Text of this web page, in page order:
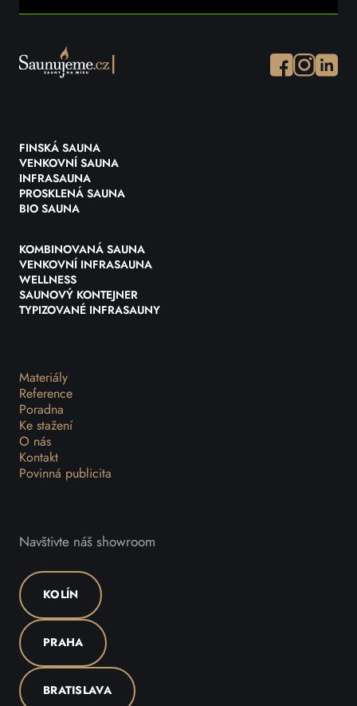
Facebook
Instagram
FINSKÁ SAUNA
VENKOVNÍ SAUNA
INFRASAUNA
PROSKLENÁ SAUNA
BIO SAUNA
KOMBINOVANÁ SAUNA
VENKOVNÍ INFRASAUNA
WELLNESS
SAUNOVÝ KONTEJNER
TYPIZOVANÉ INFRASAUNY
Materiály
Reference
Poradna
Ke stažení
O nás
Kontakt
Povinná publicita
Navštivte náš showroom
KOLÍN
PRAHA
BRATISLAVA